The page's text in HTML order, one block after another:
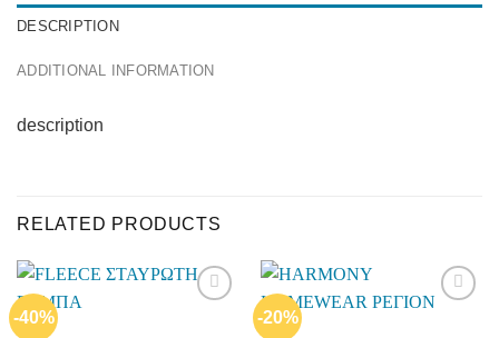
DESCRIPTION
ADDITIONAL INFORMATION
description
RELATED PRODUCTS
-40% -20%